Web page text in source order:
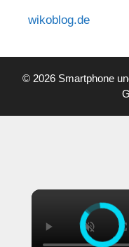
wikoblog.de
© 2026 Smartphone